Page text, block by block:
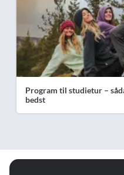
Program til studietur –
bedst